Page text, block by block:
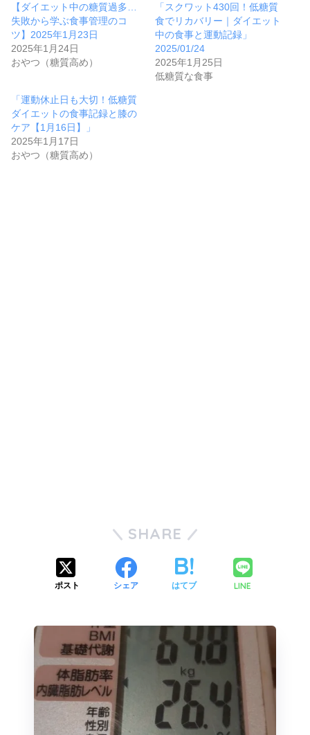
【ダイエット中の糖質過多…
失敗から学ぶ食事管理のコ
ツ】2025年1月23日
2025年1月24日
おやつ（糖質高め）
「スクワット430回！低糖質
食でリカバリー｜ダイエット
中の食事と運動記録」
2025/01/24
2025年1月25日
低糖質な食事
「運動休止日も大切！低糖質
ダイエットの食事記録と膝の
ケア【1月16日】」
2025年1月17日
おやつ（糖質高め）
SHARE
ポスト シェア はてブ LINE